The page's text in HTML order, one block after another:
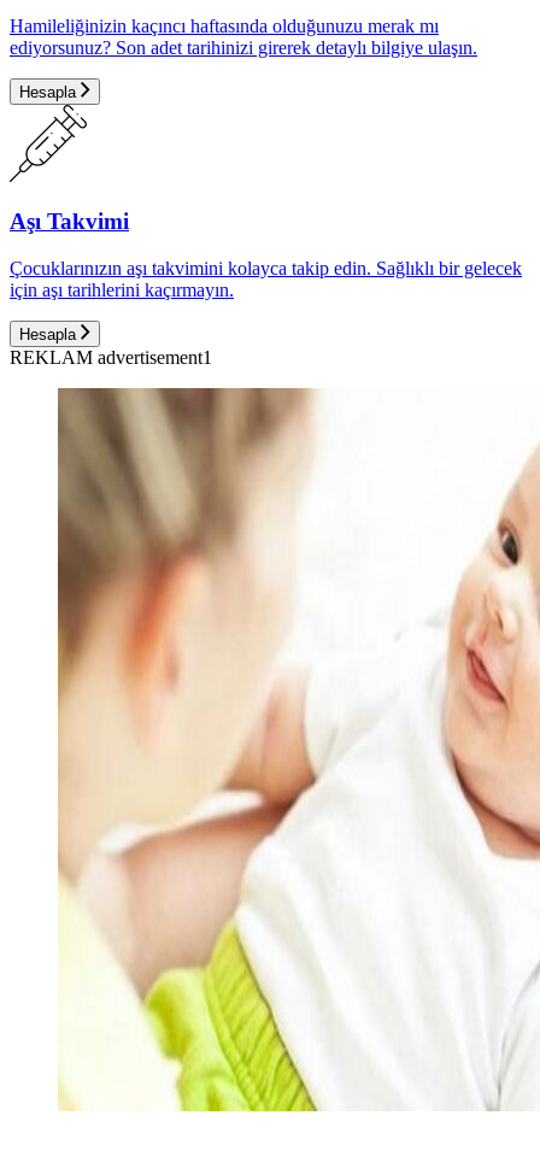
Hamileliğinizin kaçıncı haftasında olduğunuzu merak mı
ediyorsunuz? Son adet tarihinizi girerek detaylı bilgiye ulaşın.
Hesapla
Aşı Takvimi
Çocuklarınızın aşı takvimini kolayca takip edin. Sağlıklı bir gelecek
için aşı tarihlerini kaçırmayın.
Hesapla
REKLAM advertisement1